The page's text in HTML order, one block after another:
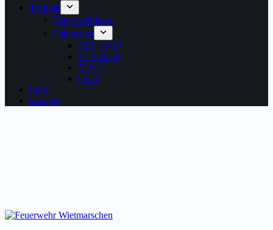
Technik
Feuerwehrhaus
Fahrzeuge
HLF 10/10
TLF 16/24
ELW 1
Quad
Infos
Kontakt